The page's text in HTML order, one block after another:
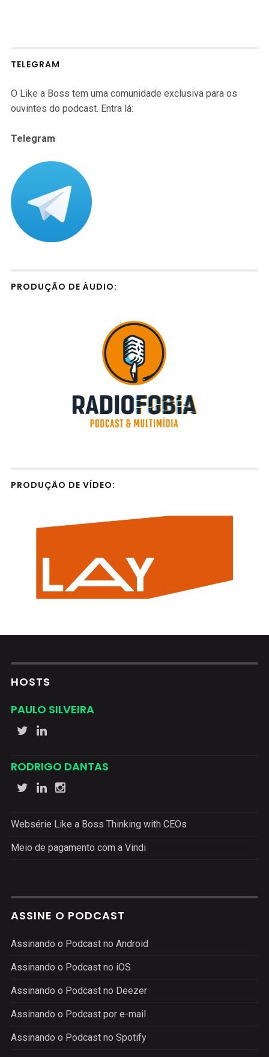
TELEGRAM
O Like a Boss tem uma comunidade exclusiva para os
ouvintes do podcast. Entra lá:
Telegram
PRODUÇÃO DE ÁUDIO:
PRODUÇÃO DE VÍDEO:
HOSTS
PAULO SILVEIRA
RODRIGO DANTAS
Websérie Like a Boss Thinking with CEOs
Meio de pagamento com a Vindi
ASSINE O PODCAST
Assinando o Podcast no Android
Assinando o Podcast no iOS
Assinando o Podcast no Deezer
Assinando o Podcast por e-mail
Assinando o Podcast no Spotify